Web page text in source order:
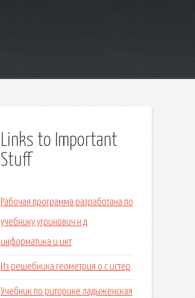
Links to Important
Stuff
Рабочая программа разработана по
учебнику угринович н.д
информатика и икт
Из решебника геометрия о с истер
Учебник по риторике ладыженская